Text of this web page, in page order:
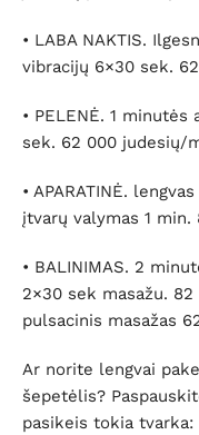
• LABA NAKTIS.
vibracijų 6×30 sek.
• PELENĖ. 1
sek. 62 000 judesių/
• APARATINĖ.
įtvarų valymas 1
• BALINIMAS. 2
2×30 sek masažu.
pulsacinis masažas
Ar norite lengvai
šepetėlis?
pasikeis tokia tvarka: